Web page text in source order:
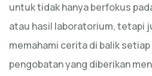
untuk tidak hanya berfokus
atau hasil laboratorium, tetapi
memahami cerita di balik
pengobatan yang diberikan